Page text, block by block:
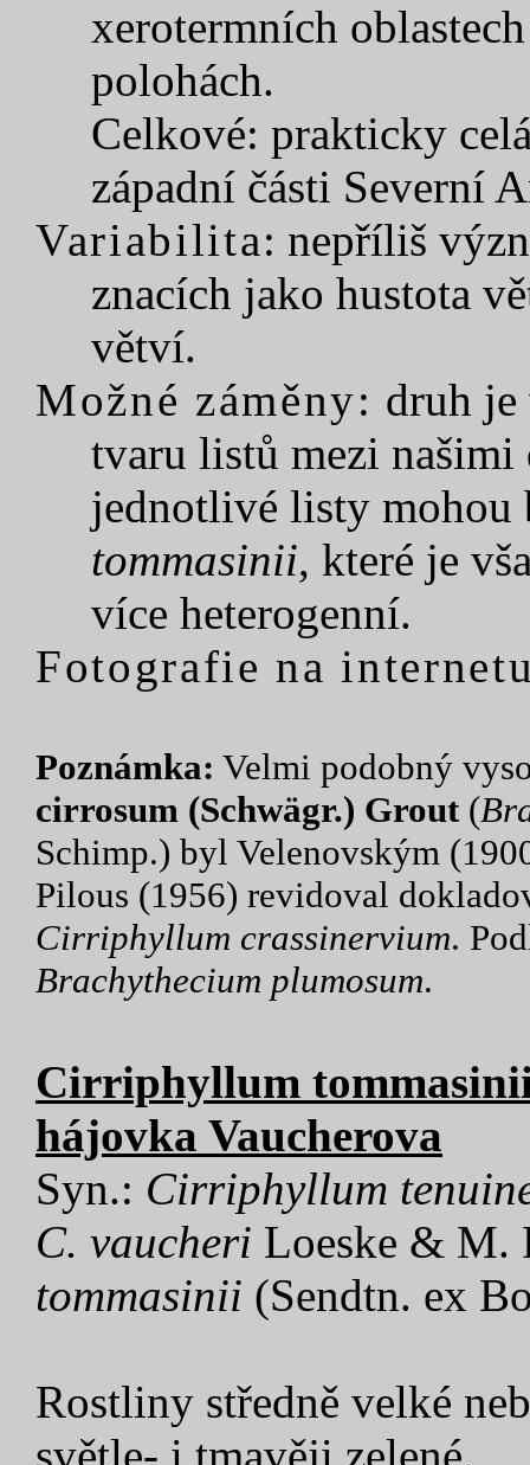
xerotermních
polohách.
Celkové: prakticky
západní části Severní
Variabilita: nepříliš
znacích jako hustota
větví.
Možné záměny: druh je
tvaru listů mezi
jednotlivé listy
tommasinii, které je
více heterogenní.
Fotografie na
Poznámka: Velmi podobný
cirrosum (Schwägr.) Grout(
Schimp.) byl Velenovským
Pilous (1956) revidoval
Cirriphyllum crassinervium.
Brachythecium plumosum.
Cirriphyllum
hájovka Vaucherova
Syn.: Cirriphyllum
C. vaucheri Loeske & M.
tommasinii (Sendtn. ex
Rostliny středně velké